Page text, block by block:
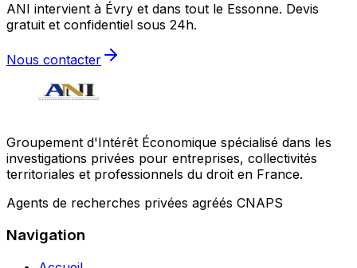
ANI intervient à Évry et dans tout le Essonne. Devis
gratuit et confidentiel sous 24h.
Nous contacter
Groupement d'Intérêt Économique spécialisé dans les
investigations privées pour entreprises, collectivités
territoriales et professionnels du droit en France.
Agents de recherches privées agréés CNAPS
Navigation